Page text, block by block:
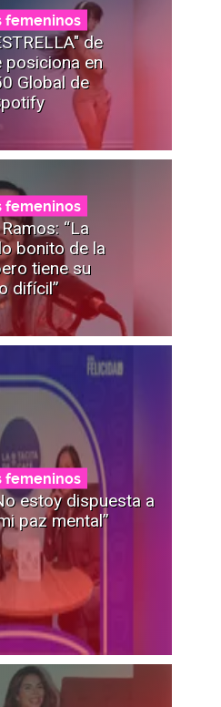
femeninos
de
posiciona en
Global de
femeninos
“La
bonito de la
tiene su
difícil”
femeninos
estoy dispuesta a
paz mental”